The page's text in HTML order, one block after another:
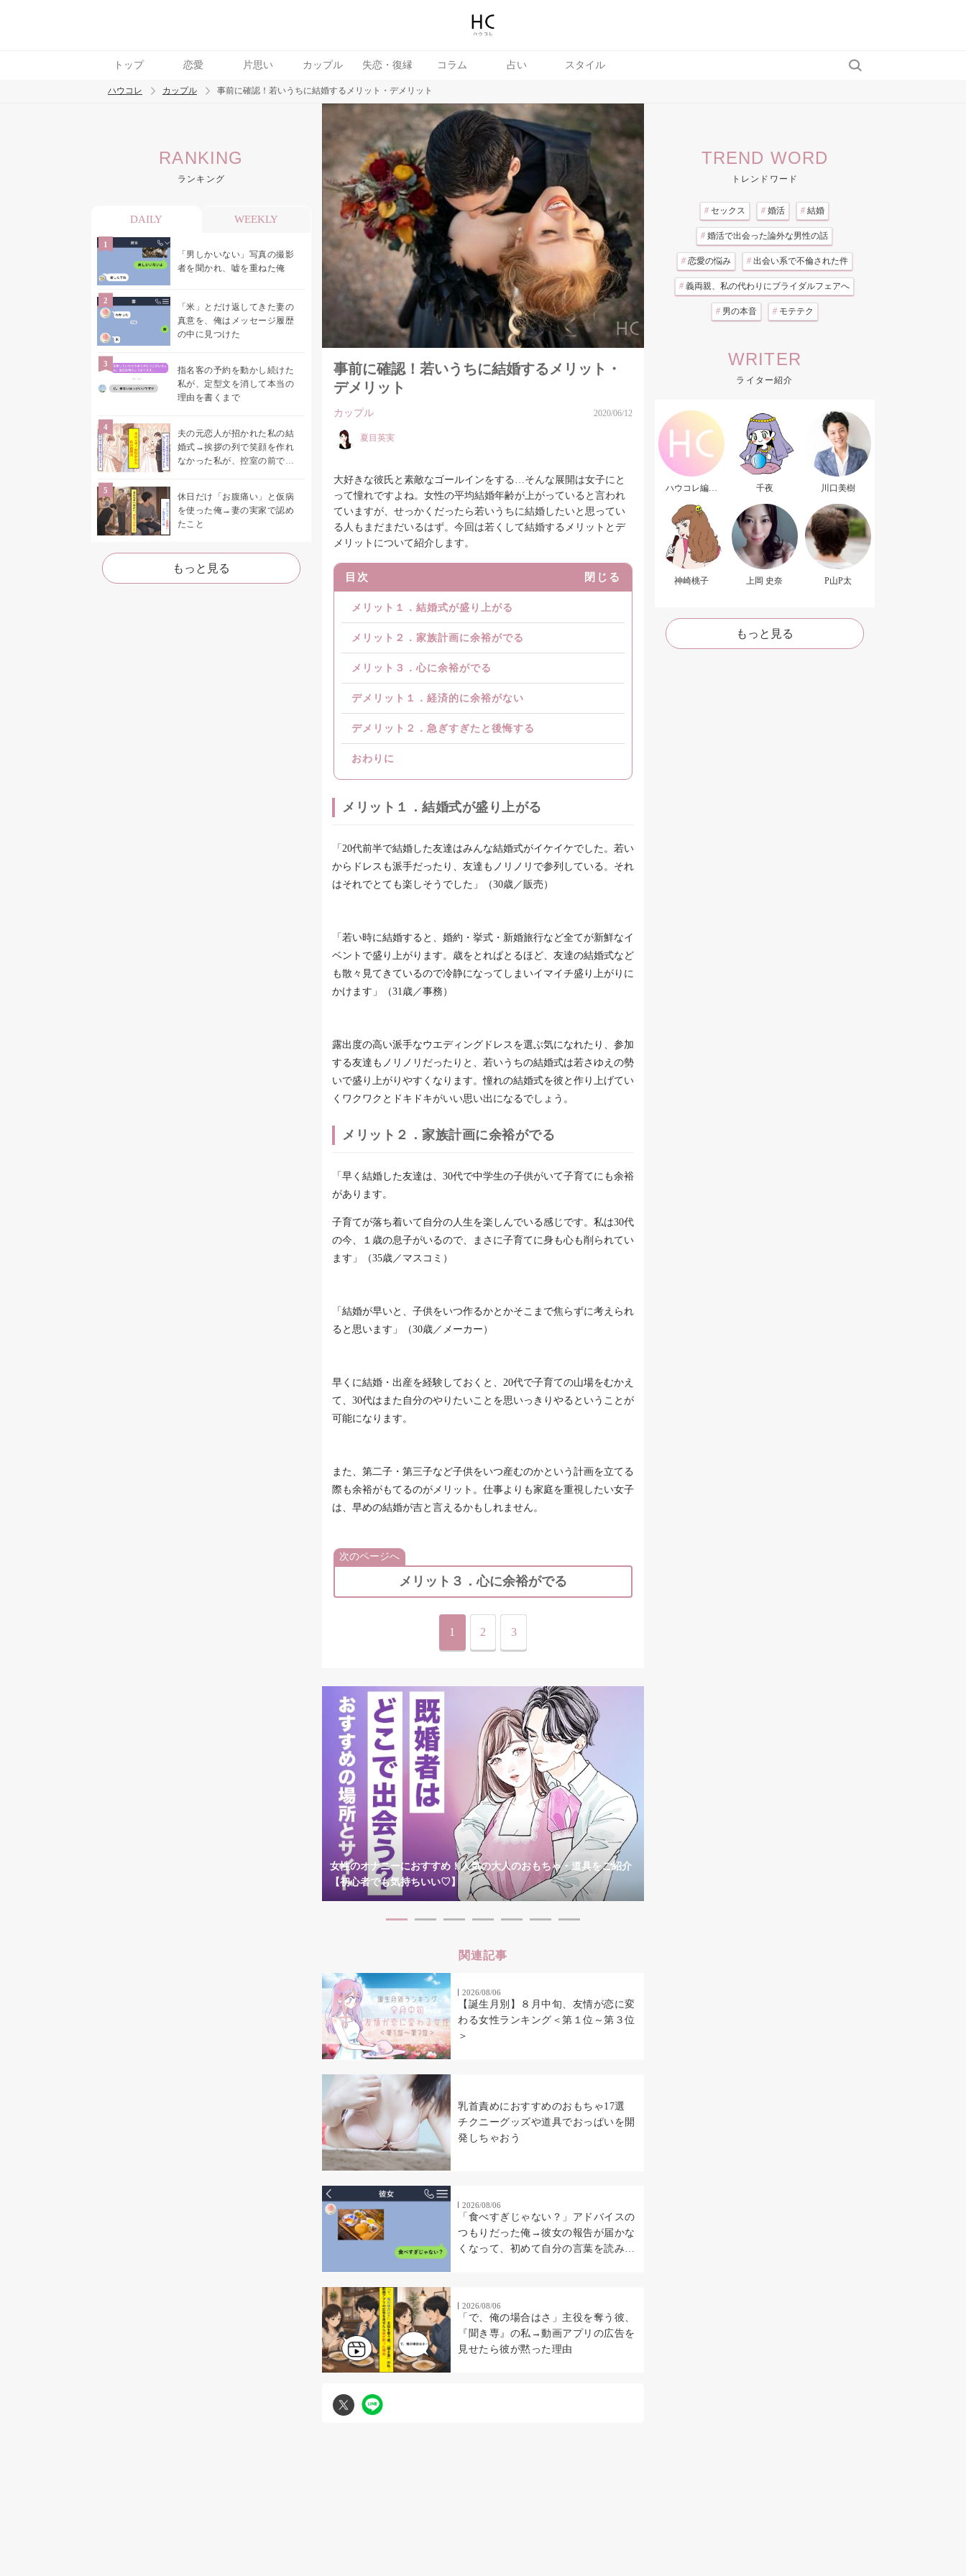
トップ 恋愛 片思い カップル 失恋・復縁 コラム 占い スタイル
トレンド ワード
長続き
ハウコレ カップル 事前に確認！若いうちに結婚するメリット・デメリット
RANKING
ランキング
DAILY WEEKLY
「男しかいない」写真の撮影
者を聞かれ、嘘を重ねた俺
「米」とだけ返してきた妻の
真意を、俺はメッセージ履歴
の中に見つけた
指名客の予約を動かし続けた
私が、定型文を消して本当の
理由を書くまで
夫の元恋人が招かれた私の結
婚式→挨拶の列で笑顔を作れ
なかった私が、控室の前で彼
休日だけ「お腹痛い」と仮病
を使った俺→妻の実家で認め
たこと
もっと見る
事前に確認！若いうちに結婚するメリット・
デメリット
カップル 2020/06/12
夏目英実
大好きな彼氏と素敵なゴールインをする…そんな展開は女子にと
って憧れですよね。女性の平均結婚年齢が上がっていると言われ
ていますが、せっかくだったら若いうちに結婚したいと思ってい
る人もまだまだいるはず。今回は若くして結婚するメリットとデ
メリットについて紹介します。
目次 閉じる
メリット１．結婚式が盛り上がる
メリット２．家族計画に余裕がでる
メリット３．心に余裕がでる
デメリット１．経済的に余裕がない
デメリット２．急ぎすぎたと後悔する
おわりに
メリット１．結婚式が盛り上がる
「20代前半で結婚した友達はみんな結婚式がイケイケでした。若い
からドレスも派手だったり、友達もノリノリで参列している。それ
はそれでとても楽しそうでした」（30歳／販売）
「若い時に結婚すると、婚約・挙式・新婚旅行など全てが新鮮なイ
ベントで盛り上がります。歳をとればとるほど、友達の結婚式など
も散々見てきているので冷静になってしまいイマイチ盛り上がりに
かけます」（31歳／事務）
露出度の高い派手なウエディングドレスを選ぶ気になれたり、参加
する友達もノリノリだったりと、若いうちの結婚式は若さゆえの勢
いで盛り上がりやすくなります。憧れの結婚式を彼と作り上げてい
くワクワクとドキドキがいい思い出になるでしょう。
メリット２．家族計画に余裕がでる
「早く結婚した友達は、30代で中学生の子供がいて子育てにも余裕
があります。
子育てが落ち着いて自分の人生を楽しんでいる感じです。私は30代
の今、１歳の息子がいるので、まさに子育てに身も心も削られてい
ます」（35歳／マスコミ）
「結婚が早いと、子供をいつ作るかとかそこまで焦らずに考えられ
ると思います」（30歳／メーカー）
早くに結婚・出産を経験しておくと、20代で子育ての山場をむかえ
て、30代はまた自分のやりたいことを思いっきりやるということが
可能になります。
また、第二子・第三子など子供をいつ産むのかという計画を立てる
際も余裕がもてるのがメリット。仕事よりも家庭を重視したい女子
は、早めの結婚が吉と言えるかもしれません。
次のページへ
メリット３．心に余裕がでる
1 2 3
女性のオナニーにおすすめ！人気の大人のおもちゃ・道具をご紹介
【初心者でも気持ちいい♡】
関連記事
2026/08/06
【誕生月別】８月中旬、友情が恋に変
わる女性ランキング＜第１位～第３位
＞
乳首責めにおすすめのおもちゃ17選
チクニーグッズや道具でおっぱいを開
発しちゃおう
2026/08/06
「食べすぎじゃない？」アドバイスの
つもりだった俺→彼女の報告が届かな
くなって、初めて自分の言葉を読み返
2026/08/06
「で、俺の場合はさ」主役を奪う彼、
『聞き専』の私→動画アプリの広告を
見せたら彼が黙った理由
TREND WORD
トレンドワード
# セックス # 婚活 # 結婚
# 婚活で出会った論外な男性の話
# 恋愛の悩み # 出会い系で不倫された件
# 義両親、私の代わりにブライダルフェアへ
# 男の本音 # モテテク
WRITER
ライター紹介
ハウコレ編集
千夜 川口美樹
神崎桃子 上岡 史奈 P山P太
もっと見る